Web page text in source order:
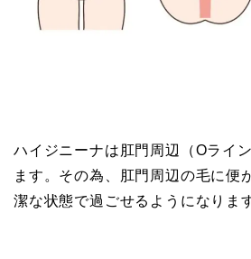
ハイジニーナは肛門周辺（Oライ
ます。その為、肛門周辺の毛に便
潔な状態で過ごせるようになりま